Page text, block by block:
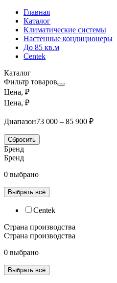
Главная
Каталог
Климатические системы
Настенные кондиционеры
До 85 кв.м
Centek
Каталог
Фильтр товаров
Цена, ₽
Цена, ₽
Диапазон73 000 – 85 900 ₽
Сбросить
Бренд
Бренд
0 выбрано
Выбрать всё
Centek
Страна производства
Страна производства
0 выбрано
Выбрать всё